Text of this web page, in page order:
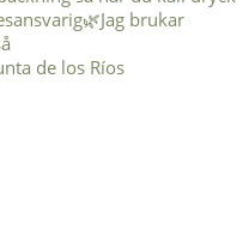
de los Ríos